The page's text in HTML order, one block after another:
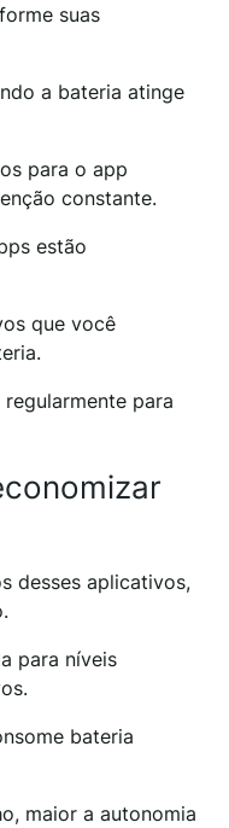
suas
a bateria atinge
para o app
constante.
estão
que você
para
desses aplicativos,
para níveis
bateria
maior a autonomia